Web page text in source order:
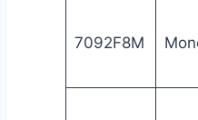
7092F8M